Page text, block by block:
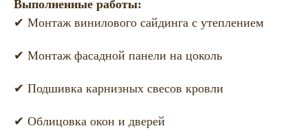
Выполненные работы:
✔ Монтаж винилового сайдинга с утеплением
✔ Монтаж фасадной панели на цоколь
✔ Подшивка карнизных свесов кровли
✔ Облицовка окон и дверей